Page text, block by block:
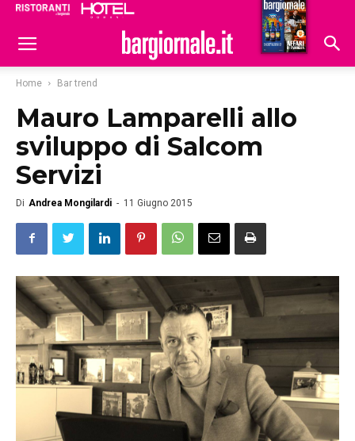
Hoteldomani
Home Bar trend
Mauro Lamparelli allo
sviluppo di Salcom
Servizi
Di Andrea Mongilardi - 11 Giugno 2015